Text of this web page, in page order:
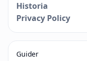
Historia
Privacy Policy
Guider